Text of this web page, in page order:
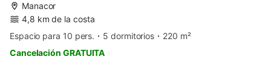
Manacor
4,8 km de la costa
Espacio para 10 pers.
5 dormitorios
220 m²
Cancelación GRATUITA